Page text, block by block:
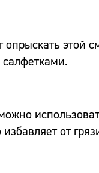
опрыскать этой
салфетками.
от